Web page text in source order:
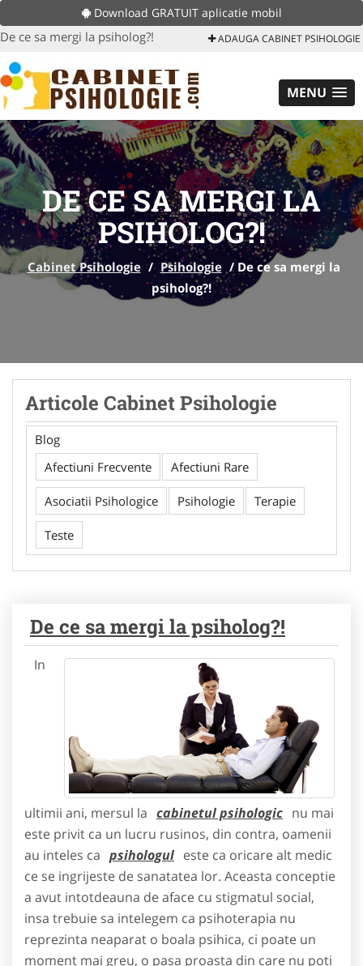
Download GRATUIT aplicatie mobil
De ce sa mergi la psiholog?! ADAUGA CABINET PSIHOLOGIE
MENU
DE CE SA MERGI LA
PSIHOLOG?!
Cabinet Psihologie / Psihologie / De ce sa mergi la
psiholog?!
Articole Cabinet Psihologie
Blog
Afectiuni Frecvente
Afectiuni Rare
Asociatii Psihologice Psihologie Terapie
Teste
De ce sa mergi la psiholog?!
In
ultimii ani, mersul la cabinetul psihologic nu mai
este privit ca un lucru rusinos, din contra, oamenii
au inteles ca psihologul este ca oricare alt medic
ce se ingrijeste de sanatatea lor. Aceasta conceptie
a avut intotdeauna de aface cu stigmatul social,
insa trebuie sa intelegem ca psihoterapia nu
reprezinta neaparat o boala psihica, ci poate un
moment mai greu, o pasa proasta din care nu poti